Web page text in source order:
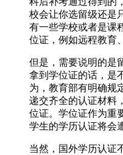
校会让你选留级还是
有一些学校或者是课
位证，例如远程教育
但是，需要说明的是
拿到学位证的话，是
为，教育部有明确规
递交齐全的认证材料
位证。学位证作为重
学生的学历认证将会
当然，国外学历认证